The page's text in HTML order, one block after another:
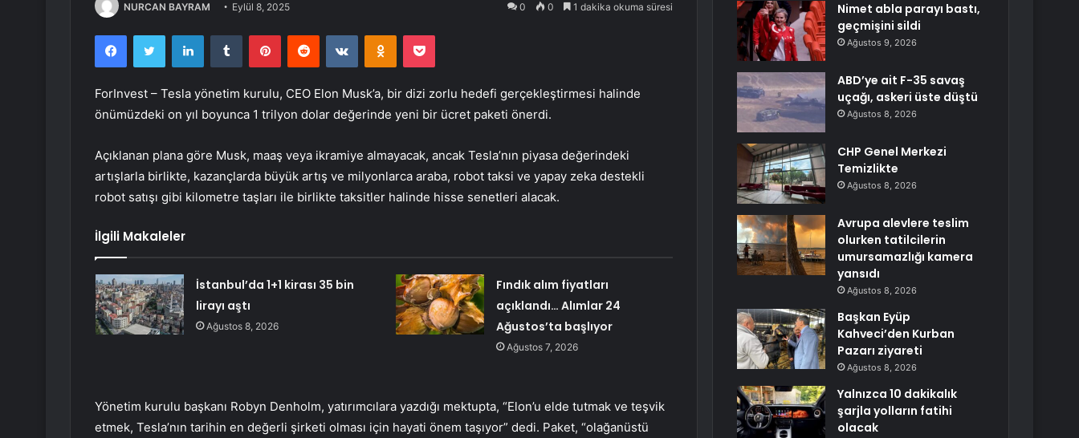
NURCAN BAYRAM Eylül 8, 2025 0 0 1 dakika okuma süresi
FacebookTwitter LinkedInTumblr PinterestReddit VKontakteOdnoklassniki
Pocket
ForInvest – Tesla yönetim kurulu, CEO Elon Musk’a, bir dizi zorlu hedefi gerçekleştirmesi halinde
önümüzdeki on yıl boyunca 1 trilyon dolar değerinde yeni bir ücret paketi önerdi.
Açıklanan plana göre Musk, maaş veya ikramiye almayacak, ancak Tesla’nın piyasa değerindeki
artışlarla birlikte, kazançlarda büyük artış ve milyonlarca araba, robot taksi ve yapay zeka destekli
robot satışı gibi kilometre taşları ile birlikte taksitler halinde hisse senetleri alacak.
İlgili Makaleler
İstanbul’da 1+1 kirası 35 bin
lirayı aştı
Ağustos 8, 2026
Fındık alım fiyatları
açıklandı… Alımlar 24
Ağustos’ta başlıyor
Ağustos 7, 2026
Yönetim kurulu başkanı Robyn Denholm, yatırımcılara yazdığı mektupta, “Elon’u elde tutmak ve teşvik
etmek, Tesla’nın tarihin en değerli şirketi olması için hayati önem taşıyor” dedi. Paket, “olağanüstü
Nimet abla parayı bastı,
geçmişini sildi
Ağustos 9, 2026
ABD’ye ait F-35 savaş
uçağı, askeri üste düştü
Ağustos 8, 2026
CHP Genel Merkezi
Temizlikte
Ağustos 8, 2026
Avrupa alevlere teslim
olurken tatilcilerin
umursamazlığı kamera
yansıdı
Ağustos 8, 2026
Başkan Eyüp
Kahveci’den Kurban
Pazarı ziyareti
Ağustos 8, 2026
Yalnızca 10 dakikalık
şarjla yolların fatihi
olacak